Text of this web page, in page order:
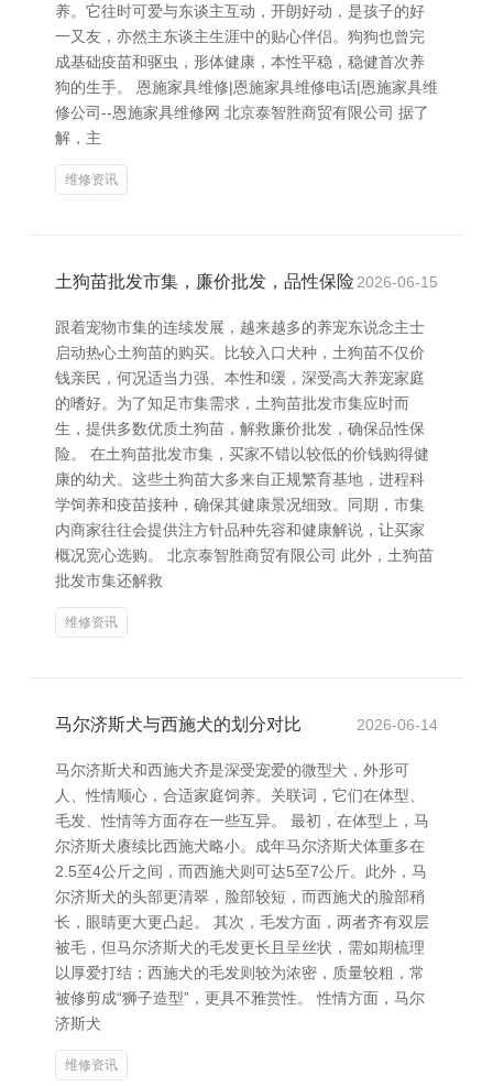
养。它往时可爱与东谈主互动，开朗好动，是孩子的好
一又友，亦然主东谈主生涯中的贴心伴侣。狗狗也曾完
成基础疫苗和驱虫，形体健康，本性平稳，稳健首次养
狗的生手。 恩施家具维修|恩施家具维修电话|恩施家具维
修公司--恩施家具维修网 北京泰智胜商贸有限公司 据了
解，主
维修资讯
土狗苗批发市集，廉价批发，品性保险 2026-06-15
跟着宠物市集的连续发展，越来越多的养宠东说念主士
启动热心土狗苗的购买。比较入口犬种，土狗苗不仅价
钱亲民，何况适当力强、本性和缓，深受高大养宠家庭
的嗜好。为了知足市集需求，土狗苗批发市集应时而
生，提供多数优质土狗苗，解救廉价批发，确保品性保
险。 在土狗苗批发市集，买家不错以较低的价钱购得健
康的幼犬。这些土狗苗大多来自正规繁育基地，进程科
学饲养和疫苗接种，确保其健康景况细致。同期，市集
内商家往往会提供注方针品种先容和健康解说，让买家
概况宽心选购。 北京泰智胜商贸有限公司 此外，土狗苗
批发市集还解救
维修资讯
马尔济斯犬与西施犬的划分对比 2026-06-14
马尔济斯犬和西施犬齐是深受宠爱的微型犬，外形可
人、性情顺心，合适家庭饲养。关联词，它们在体型、
毛发、性情等方面存在一些互异。 最初，在体型上，马
尔济斯犬赓续比西施犬略小。成年马尔济斯犬体重多在
2.5至4公斤之间，而西施犬则可达5至7公斤。此外，马
尔济斯犬的头部更清翠，脸部较短，而西施犬的脸部稍
长，眼睛更大更凸起。 其次，毛发方面，两者齐有双层
被毛，但马尔济斯犬的毛发更长且呈丝状，需如期梳理
以厚爱打结；西施犬的毛发则较为浓密，质量较粗，常
被修剪成“狮子造型”，更具不雅赏性。 性情方面，马尔
济斯犬
维修资讯